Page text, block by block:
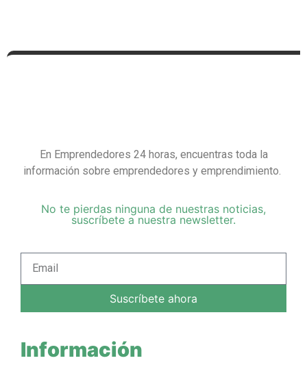
En Emprendedores 24 horas, encuentras toda la
información sobre emprendedores y emprendimiento.
No te pierdas ninguna de nuestras noticias,
suscríbete a nuestra newsletter.
Suscríbete ahora
Información